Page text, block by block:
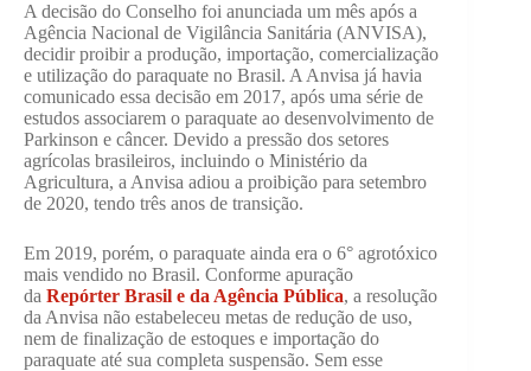
A decisão do Conselho foi anunciada um mês após a
Agência Nacional de Vigilância Sanitária (ANVISA),
decidir proibir a produção, importação, comercialização
e utilização do paraquate no Brasil. A Anvisa já havia
comunicado essa decisão em 2017, após uma série de
estudos associarem o paraquate ao desenvolvimento de
Parkinson e câncer. Devido a pressão dos setores
agrícolas brasileiros, incluindo o Ministério da
Agricultura, a Anvisa adiou a proibição para setembro
de 2020, tendo três anos de transição.
Em 2019, porém, o paraquate ainda era o 6° agrotóxico
mais vendido no Brasil. Conforme apuração
da Repórter Brasil e da Agência Pública, a resolução
da Anvisa não estabeleceu metas de redução de uso,
nem de finalização de estoques e importação do
paraquate até sua completa suspensão. Sem esse